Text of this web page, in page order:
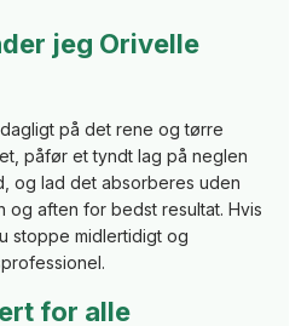
jeg Orivelle
på det rene og tørre
påfør et tyndt lag på neglen
og lad det absorberes uden
og aften for bedst resultat. Hvis
stoppe midlertidigt og
for alle